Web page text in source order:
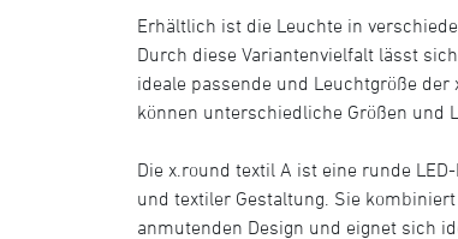
Erhältlich ist die Leuchte in
Durch diese Variantenvielfalt lässt
ideale passende und Leuchtgröße
können unterschiedliche Größen und
Die x.round textil A ist eine runde
und textiler Gestaltung. Sie
anmutenden Design und eignet sich